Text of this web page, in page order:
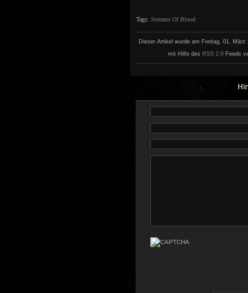
Tags: Streams Of Blood
Dieser Artikel wurde am Freitag, 01.
mit Hilfe des RSS 2.0 Feeds